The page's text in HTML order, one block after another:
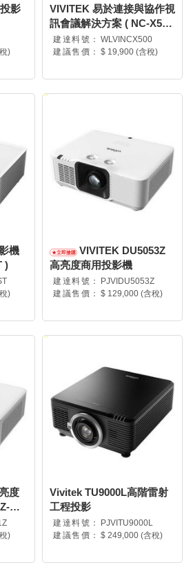
影
)
VIVITEK 易於連接與協作視
訊會議解決方案 ( NC-X500
建達料號： WLVINCX500
建議售價： $ 19,900 (含稅)
機
)
)
VIVITEK DU5053Z
高亮度商用投影機
建達料號：
PJVIDU5053Z
建議售價： $ 129,000 (含稅)
度
WH
)
Vivitek TU9000L高階雷射
工程投影
建達料號：
PJVITU9000L
建議售價： $ 249,000 (含稅)